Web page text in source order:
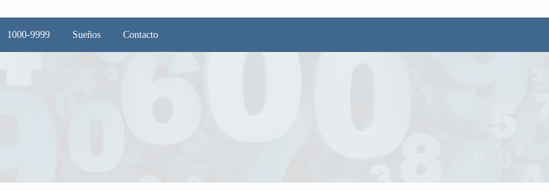
1000-9999 Sueños Contacto